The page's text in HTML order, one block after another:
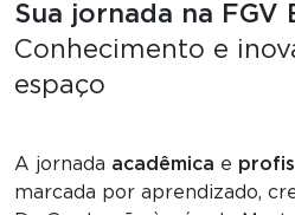
Sua jornada na FGV
Conhecimento e
espaço
A jornada acadêmica e
marcada por aprendizado,